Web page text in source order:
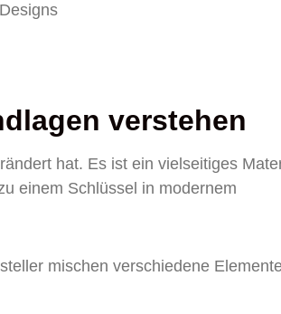
verstehen
hat. Es ist ein vielseitiges
einem Schlüssel in modernem
mischen verschiedene